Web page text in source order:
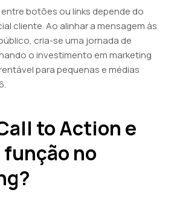
botões ou links depende do
cliente. Ao alinhar a mensagem às
cria-se uma jornada de
o investimento em marketing
para pequenas e médias
to Action e
no